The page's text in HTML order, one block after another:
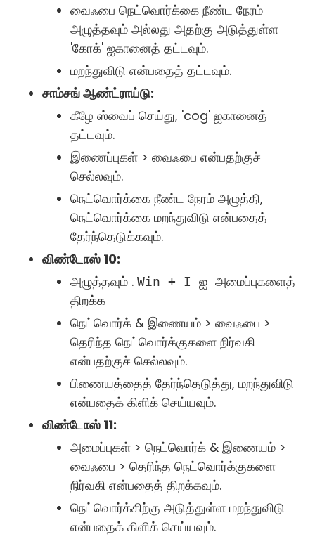
வைஃபை நெட்வொர்க்கை நீண்ட நேரம்
அழுத்தவும் அல்லது அதற்கு அடுத்துள்ள
'கோக்' ஐகானைத் தட்டவும்.
மறந்துவிடு என்பதைத் தட்டவும்.
சாம்சங் ஆண்ட்ராய்டு:
கீழே ஸ்வைப் செய்து, 'cog' ஐகானைத்
தட்டவும்.
இணைப்புகள் > வைஃபை என்பதற்குச்
செல்லவும்.
நெட்வொர்க்கை நீண்ட நேரம் அழுத்தி,
நெட்வொர்க்கை மறந்துவிடு என்பதைத்
தேர்ந்தெடுக்கவும்.
விண்டோஸ் 10:
அழுத்தவும் . Win + I ஐ அமைப்புகளைத்
திறக்க
நெட்வொர்க் & இணையம் > வைஃபை >
தெரிந்த நெட்வொர்க்குகளை நிர்வகி
என்பதற்குச் செல்லவும்.
பிணையத்தைத் தேர்ந்தெடுத்து, மறந்துவிடு
என்பதைக் கிளிக் செய்யவும்.
விண்டோஸ் 11:
அமைப்புகள் > நெட்வொர்க் & இணையம் >
வைஃபை > தெரிந்த நெட்வொர்க்குகளை
நிர்வகி என்பதைத் திறக்கவும்.
நெட்வொர்க்கிற்கு அடுத்துள்ள மறந்துவிடு
என்பதைக் கிளிக் செய்யவும்.